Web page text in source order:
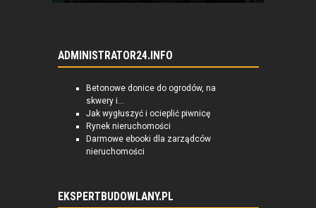
ADMINISTRATOR24.INFO
Betonowe donice do ogrodów, na
skwery i...
Jak wygłuszyć i ocieplić piwnicę
Rynek nieruchomości
Darmowe ebooki dla zarządców
nieruchomości
EKSPERTBUDOWLANY.PL